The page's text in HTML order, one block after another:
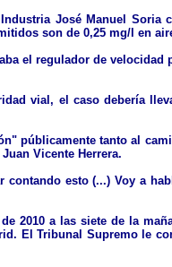
José Manuel Soria
son de 0,25 mg/l en
el regulador de velocidad
vial, el caso debería
públicamente tanto al
Vicente Herrera.
esto (...) Voy a
2010 a las siete de la
El Tribunal Supremo le